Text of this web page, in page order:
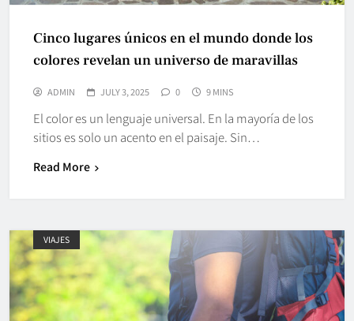
Cinco lugares únicos en el mundo donde los
colores revelan un universo de maravillas
ADMIN JULY 3, 2025 0 9 MINS
El color es un lenguaje universal. En la mayoría de los
sitios es solo un acento en el paisaje. Sin…
Read More
VIAJES